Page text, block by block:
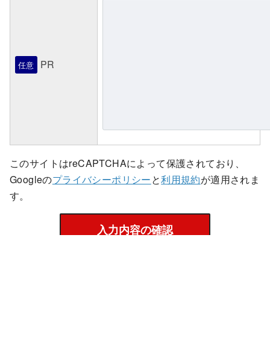
任意 PR
このサイトはreCAPTCHAによって保護されており、
Googleのプライバシーポリシーと利用規約が適用されま
す。